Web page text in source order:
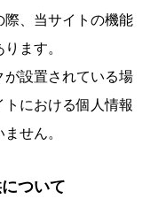
際、当サイトの機能
ます。
が設置されている場
における個人情報
せん。
ついて